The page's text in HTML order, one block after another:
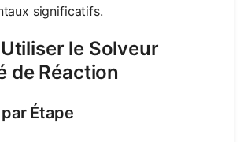
significatifs.
le Solveur
de Réaction
Étape